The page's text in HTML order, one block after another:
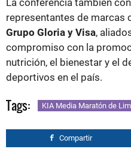
La conferencia también
representantes de marcas
Grupo Gloria y Visa,
compromiso con la
nutrición, el bienestar y el
deportivos en el país.
Tags: KIA Media Maratón de
Compartir